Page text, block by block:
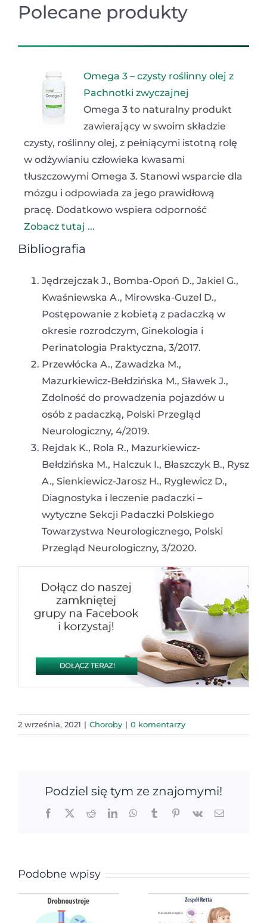
Polecane produkty
Omega 3 – czysty roślinny olej z
Pachnotki zwyczajnej
Omega 3 to naturalny produkt
zawierający w swoim składzie
czysty, roślinny olej, z pełniącymi istotną rolę
w odżywianiu człowieka kwasami
tłuszczowymi Omega 3. Stanowi wsparcie dla
mózgu i odpowiada za jego prawidłową
pracę. Dodatkowo wspiera odporność
Zobacz tutaj ...
Bibliografia
Jędrzejczak J., Bomba-Opoń D., Jakiel G.,
Kwaśniewska A., Mirowska-Guzel D.,
Postępowanie z kobietą z padaczką w
okresie rozrodczym, Ginekologia i
Perinatologia Praktyczna, 3/2017.
Przewłócka A., Zawadzka M.,
Mazurkiewicz-Bełdzińska M., Sławek J.,
Zdolność do prowadzenia pojazdów u
osób z padaczką, Polski Przegląd
Neurologiczny, 4/2019.
Rejdak K., Rola R., Mazurkiewicz-
Bełdzińska M., Halczuk I., Błaszczyk B., Rysz
A., Sienkiewicz-Jarosz H., Ryglewicz D.,
Diagnostyka i leczenie padaczki –
wytyczne Sekcji Padaczki Polskiego
Towarzystwa Neurologicznego, Polski
Przegląd Neurologiczny, 3/2020.
2 września, 2021 | Choroby | 0 komentarzy
Podziel się tym ze znajomymi!
Facebook
X RedditLinkedInWhatsApp
TumblrPinterest
Vk Email
Podobne wpisy